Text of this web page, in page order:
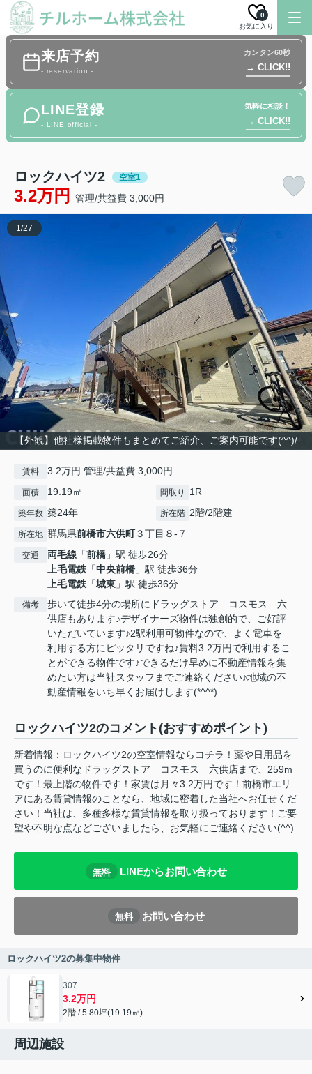
お気に入り
0
来店予約
- reservation -
カンタン60秒
→ CLICK!!
LINE登録
- LINE official -
気軽に相談！
→ CLICK!!
ロックハイツ2 空室1
3.2万円 管理/共益費 3,000円
【外観】他社様掲載物件もまとめてご紹介、ご案内可能です(^^)/
1/27
賃料 3.2万円 管理/共益費 3,000円
面積 19.19㎡ 間取り 1R
築年数 築24年 所在階 2階/2階建
所在地 群馬県前橋市六供町３丁目８-７
交通 両毛線 「前橋 」駅 徒歩26分
上毛電鉄 「中央前橋 」駅 徒歩36分
上毛電鉄 「城東 」駅 徒歩36分
備考
歩いて徒歩4分の場所にドラッグストア コスモス 六
供店もあります♪デザイナーズ物件は独創的で、ご好評
いただいています♪2駅利用可物件なので、よく電車を
利用する方にピッタリですね♪賃料3.2万円で利用するこ
とができる物件です♪できるだけ早めに不動産情報を集
めたい方は当社スタッフまでご連絡ください♪地域の不
動産情報をいち早くお届けします(*^^*)
ロックハイツ2のコメント(おすすめポイント)
新着情報：ロックハイツ2の空室情報ならコチラ！薬や日用品を
買うのに便利なドラッグストア コスモス 六供店まで、259m
です！最上階の物件です！家賃は月々3.2万円です！前橋市エリ
アにある賃貸情報のことなら、地域に密着した当社へお任せくだ
さい！当社は、多種多様な賃貸情報を取り扱っております！ご要
望や不明な点などございましたら、お気軽にご連絡ください(^^)
無料 LINEからお問い合わせ
無料 お問い合わせ
ロックハイツ2の募集中物件
307
3.2万円
2階 / 5.80坪(19.19㎡)
周辺施設